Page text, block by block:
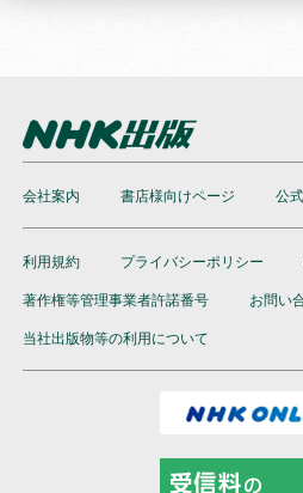
会社案内 書店様向けページ 公
利用規約 プライバシーポリシー
著作権等管理事業者許諾番号 お問い
当社出版物等の利用について